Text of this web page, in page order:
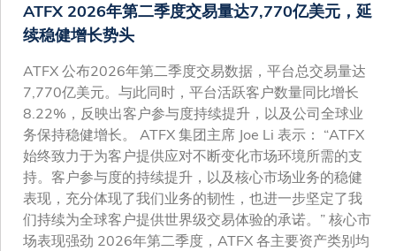
ATFX 2026年第二季度交易量达7,770亿美元，延
续稳健增长势头
ATFX 公布2026年第二季度交易数据，平台总交易量达
7,770亿美元。与此同时，平台活跃客户数量同比增长
8.22%，反映出客户参与度持续提升，以及公司全球业
务保持稳健增长。 ATFX 集团主席 Joe Li 表示： “ATFX
始终致力于为客户提供应对不断变化市场环境所需的支
持。客户参与度的持续提升，以及核心市场业务的稳健
表现，充分体现了我们业务的韧性，也进一步坚定了我
们持续为全球客户提供世界级交易体验的承诺。” 核心市
场表现强劲 2026年第二季度，ATFX 各主要资产类别均